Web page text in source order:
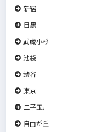
新宿
目黒
武蔵小杉
池袋
渋谷
東京
二子玉川
自由が丘